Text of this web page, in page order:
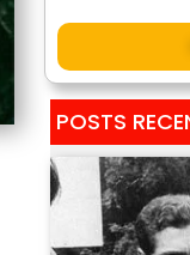
POSTS